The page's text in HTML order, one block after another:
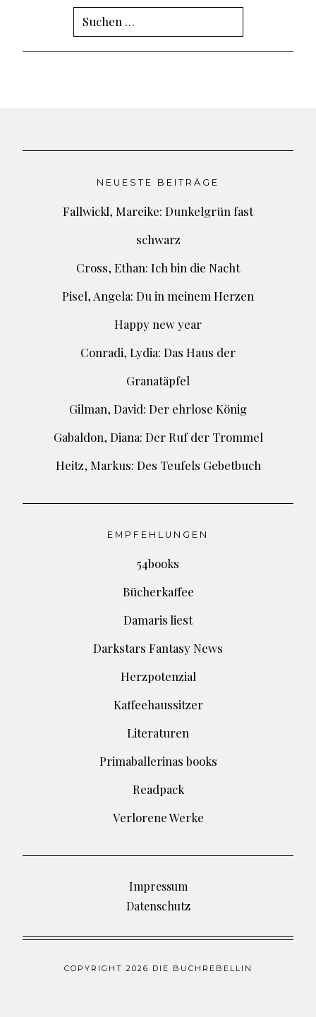
Suchen
nach:
NEUESTE BEITRÄGE
Fallwickl, Mareike: Dunkelgrün fast
schwarz
Cross, Ethan: Ich bin die Nacht
Pisel, Angela: Du in meinem Herzen
Happy new year
Conradi, Lydia: Das Haus der
Granatäpfel
Gilman, David: Der ehrlose König
Gabaldon, Diana: Der Ruf der Trommel
Heitz, Markus: Des Teufels Gebetbuch
EMPFEHLUNGEN
54books
Bücherkaffee
Damaris liest
Darkstars Fantasy News
Herzpotenzial
Kaffeehaussitzer
Literaturen
Primaballerinas books
Readpack
Verlorene Werke
Impressum
Datenschutz
COPYRIGHT 2026 DIE BUCHREBELLIN